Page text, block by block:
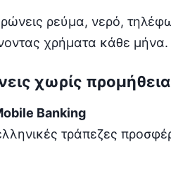
ρεύμα, νερό,
χρήματα κάθε μήνα.
χωρίς προμήθεια
Banking
τράπεζες